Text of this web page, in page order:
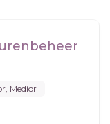
Medior